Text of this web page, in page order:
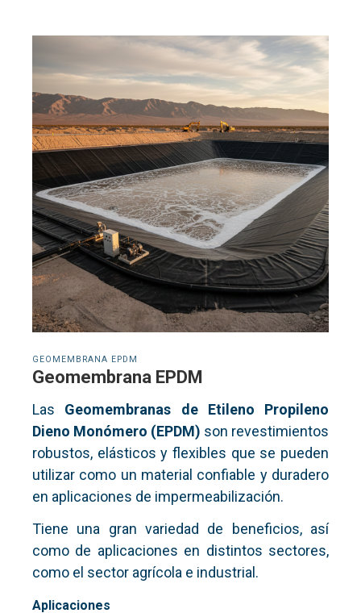
GEOMEMBRANA EPDM
Geomembrana EPDM
Las Geomembranas de Etileno Propileno
Dieno Monómero (EPDM) son revestimientos
robustos, elásticos y flexibles que se pueden
utilizar como un material confiable y duradero
en aplicaciones de impermeabilización.
Tiene una gran variedad de beneficios, así
como de aplicaciones en distintos sectores,
como el sector agrícola e industrial.
Aplicaciones